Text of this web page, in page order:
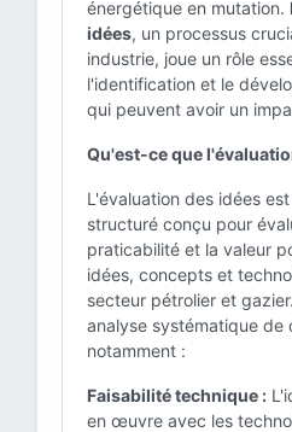
énergétique en mutation.
idées, un processus
industrie, joue un rôle
l'identification et le
qui peuvent avoir un
Qu'est-ce que
L'évaluation des idées
structuré conçu pour
praticabilité et la valeur
idées, concepts et
secteur pétrolier et
analyse systématique de
notamment :
Faisabilité technique :
en œuvre avec les